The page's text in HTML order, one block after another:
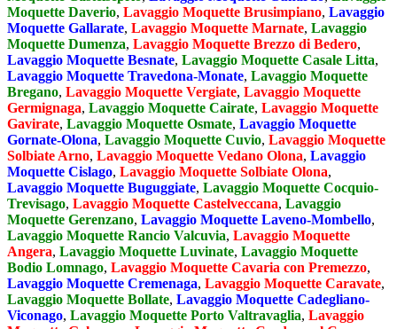
Moquette Daverio, Lavaggio Moquette Brusimpiano, Lavaggio
Moquette Gallarate, Lavaggio Moquette Marnate, Lavaggio
Moquette Dumenza, Lavaggio Moquette Brezzo di Bedero,
Lavaggio Moquette Besnate, Lavaggio Moquette Casale Litta,
Lavaggio Moquette Travedona-Monate, Lavaggio Moquette
Bregano, Lavaggio Moquette Vergiate, Lavaggio Moquette
Germignaga, Lavaggio Moquette Cairate, Lavaggio Moquette
Gavirate, Lavaggio Moquette Osmate, Lavaggio Moquette
Gornate-Olona, Lavaggio Moquette Cuvio, Lavaggio Moquette
Solbiate Arno, Lavaggio Moquette Vedano Olona, Lavaggio
Moquette Cislago, Lavaggio Moquette Solbiate Olona,
Lavaggio Moquette Buguggiate, Lavaggio Moquette Cocquio-
Trevisago, Lavaggio Moquette Castelveccana, Lavaggio
Moquette Gerenzano, Lavaggio Moquette Laveno-Mombello,
Lavaggio Moquette Rancio Valcuvia, Lavaggio Moquette
Angera, Lavaggio Moquette Luvinate, Lavaggio Moquette
Bodio Lomnago, Lavaggio Moquette Cavaria con Premezzo,
Lavaggio Moquette Cremenaga, Lavaggio Moquette Caravate,
Lavaggio Moquette Bollate, Lavaggio Moquette Cadegliano-
Viconago, Lavaggio Moquette Porto Valtravaglia, Lavaggio